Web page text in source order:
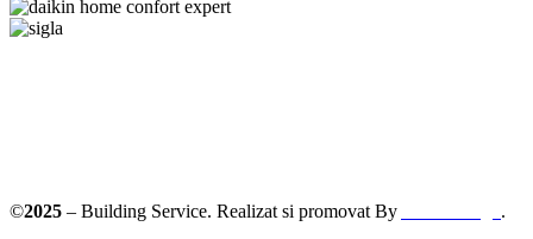
©2025 – Building Service. Realizat si promovat By
.